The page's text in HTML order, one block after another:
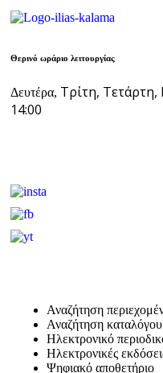
Θερινό ωράριο λειτουργίας
Δευτέρα, Τρίτη,
14:00
Αναζήτηση
Αναζήτηση καταλόγου
Ηλεκτρονικό
Ηλεκτρονικές
Ψηφιακό αποθετήριο